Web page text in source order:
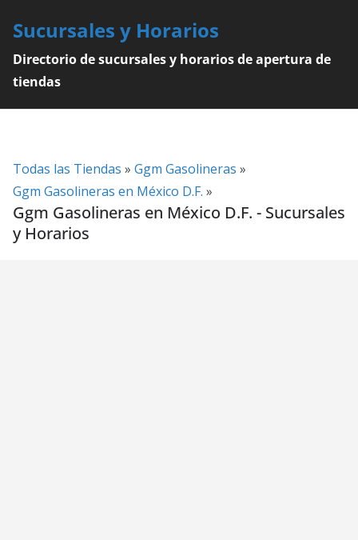
content
Sucursales y Horarios
Directorio de sucursales y horarios de apertura de
tiendas
Todas las Tiendas » Ggm Gasolineras »
Ggm Gasolineras en México D.F. »
Ggm Gasolineras en México D.F. - Sucursales
y Horarios